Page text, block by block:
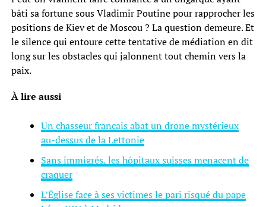
bâti sa fortune sous Vladimir Poutine pour rapprocher les
positions de Kiev et de Moscou ? La question demeure. Et
le silence qui entoure cette tentative de médiation en dit
long sur les obstacles qui jalonnent tout chemin vers la
paix.
À lire aussi
Un chasseur français abat un drone mystérieux
au-dessus de la Lettonie
Sans immigrés, les hôpitaux suisses menacent de
craquer
L’Église face à ses victimes le pari risqué du pape